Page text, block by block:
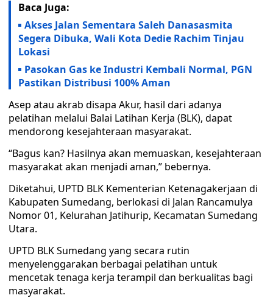
Baca Juga:
Akses Jalan Sementara Saleh Danasasmita
Segera Dibuka, Wali Kota Dedie Rachim Tinjau
Lokasi
Pasokan Gas ke Industri Kembali Normal, PGN
Pastikan Distribusi 100% Aman
Asep atau akrab disapa Akur, hasil dari adanya
pelatihan melalui Balai Latihan Kerja (BLK), dapat
mendorong kesejahteraan masyarakat.
“Bagus kan? Hasilnya akan memuaskan, kesejahteraan
masyarakat akan menjadi aman,” bebernya.
Diketahui, UPTD BLK Kementerian Ketenagakerjaan di
Kabupaten Sumedang, berlokasi di Jalan Rancamulya
Nomor 01, Kelurahan Jatihurip, Kecamatan Sumedang
Utara.
UPTD BLK Sumedang yang secara rutin
menyelenggarakan berbagai pelatihan untuk
mencetak tenaga kerja terampil dan berkualitas bagi
masyarakat.